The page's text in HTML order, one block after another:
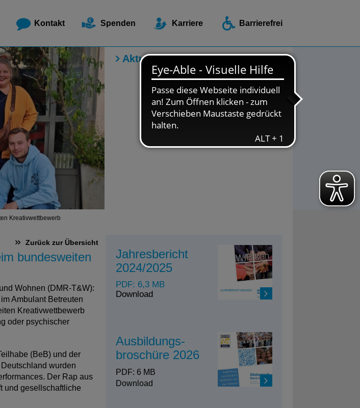
Kontakt Spenden Karriere Barrierefrei
Meldestellen / Beratungsstellen
Aktuelles
Kreativwettbewerb
Zurück zur Übersicht
bundesweiten
Wohnen (DMR-T&W):
Ambulant Betreuten
Kreativwettbewerb
oder psychischer
(BeB) und der
wurden
Der Rap aus
und gesellschaftliche
Jahresbericht
2024/2025
PDF: 6,3 MB
Download
Ausbildungs-
broschüre 2026
PDF: 6 MB
Download